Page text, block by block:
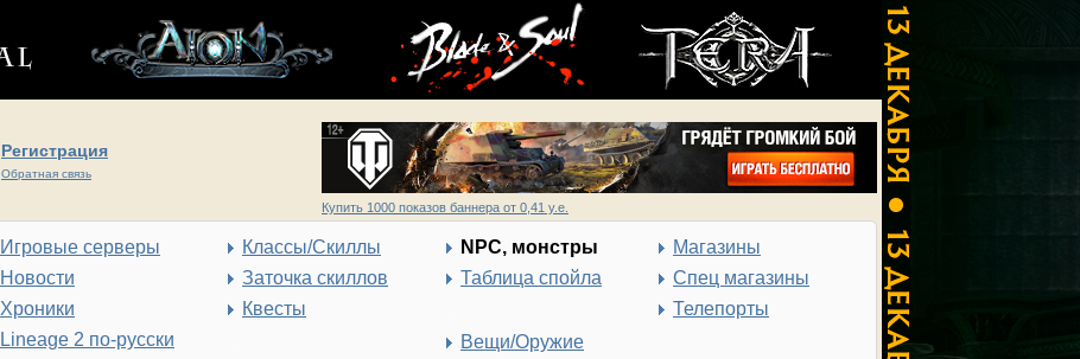
Регистрация
Обратная связь
Купить 1000 показов баннера от 0,41 у.е.
Игровые серверы
Новости
Хроники
Lineage 2 по-русски
Классы/Скиллы
Заточка скиллов
Квесты
NPC, монстры
Таблица спойла
Вещи/Оружие
Магазины
Спец магазины
Телепорты